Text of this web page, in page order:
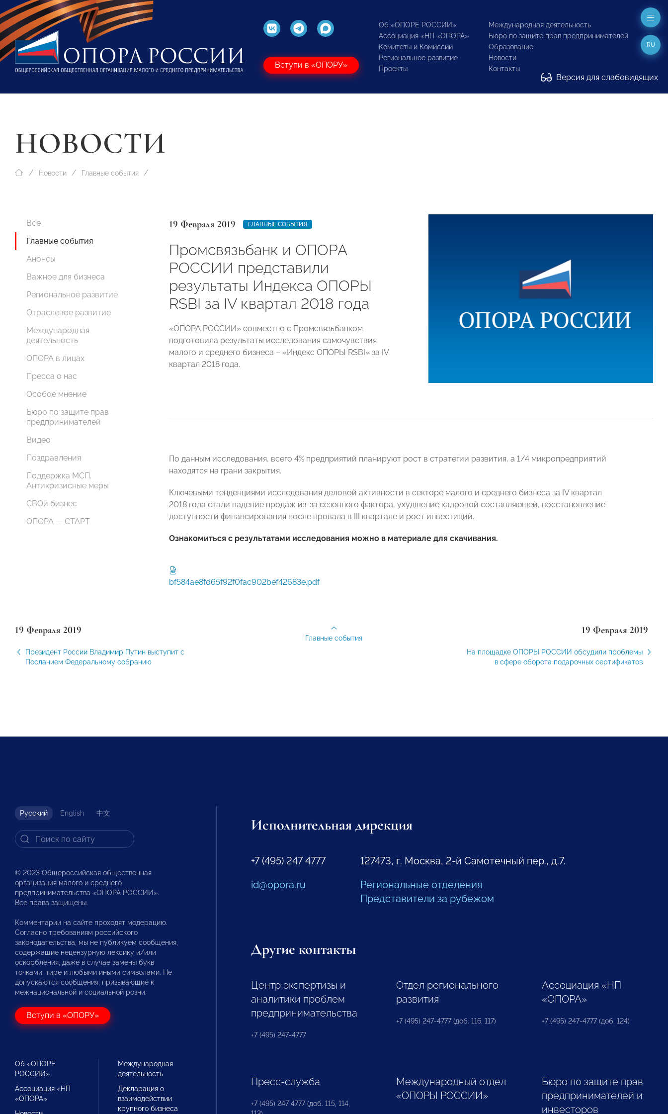
Вступи в «ОПОРУ»
Об «ОПОРЕ РОССИИ»
Ассоциация «НП «ОПОРА»
Комитеты и Комиссии
Региональное развитие
Проекты
Международная деятельность
Бюро по защите прав предпринимателей
Образование
Новости
Контакты
Версия для слабовидящих
RU
НОВОСТИ
Новости Главные события
Все
Главные события
Анонсы
Важное для бизнеса
Региональное развитие
Отраслевое развитие
Международная
деятельность
ОПОРА в лицах
Пресса о нас
Особое мнение
Бюро по защите прав
предпринимателей
Видео
Поздравления
Поддержка МСП.
Антикризисные меры
СВОй бизнес
ОПОРА — СТАРТ
19 Февраля 2019 ГЛАВНЫЕ СОБЫТИЯ
Промсвязьбанк и ОПОРА
РОССИИ представили
результаты Индекса ОПОРЫ
RSBI за IV квартал 2018 года
«ОПОРА РОССИИ» совместно с Промсвязьбанком
подготовила результаты исследования самочувствия
малого и среднего бизнеса – «Индекс ОПОРЫ RSBI» за IV
квартал 2018 года.
По данным исследования, всего 4% ­предприятий планируют рост в стратегии развития, а 1/4 микропредприятий
находятся на грани закрытия.
Ключевыми тенденциями исследования деловой активности в секторе малого и среднего бизнеса за IV квартал
2018 года стали падение продаж из-за сезонного фактора, ухудшение кадровой составляющей, восстановление
доступности финансирования после провала в III квартале и рост инвестиций.
Ознакомиться с результатами исследования можно в материале для скачивания.
bf584ae8fd65f92f0fac902bef42683e.pdf
19 Февраля 2019
Президент России Владимир Путин выступит с
Посланием Федеральному собранию
19 Февраля 2019
На площадке ОПОРЫ РОССИИ обсудили проблемы
в сфере оборота подарочных сертификатов
Главные события
Русский English 中文
© 2023 Общероссийская общественная
организация малого и среднего
предпринимательства «ОПОРА РОССИИ».
Все права защищены.
Комментарии на сайте проходят модерацию.
Согласно требованиям российского
законодательства, мы не публикуем сообщения,
содержащие нецензурную лексику и/или
оскорбления, даже в случае замены букв
точками, тире и любыми иными символами. Не
допускаются сообщения, призывающие к
межнациональной и социальной розни.
Вступи в «ОПОРУ»
Об «ОПОРЕ
РОССИИ»
Ассоциация «НП
«ОПОРА»
Международная
деятельность
Декларация о
взаимодействии
крупного бизнеса
Исполнительная дирекция
+7 (495) 247 4777
id@opora.ru
127473, г. Москва, 2-й Самотечный пер., д.7.
Региональные отделения
Представители за рубежом
Другие контакты
Центр экспертизы и
аналитики проблем
предпринимательства
+7 (495) 247-4777
Отдел регионального
развития
+7 (495) 247-4777 (доб. 116, 117)
Ассоциация «НП
«ОПОРА»
+7 (495) 247-4777 (доб. 124)
Пресс-служба
+7 (495) 247 4777 (доб. 115, 114,
Международный отдел
«ОПОРЫ РОССИИ»
Бюро по защите прав
предпринимателей и
инвесторов